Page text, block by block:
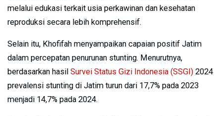
melalui edukasi terkait usia perkawinan dan kesehatan
reproduksi secara lebih komprehensif.
Selain itu, Khofifah menyampaikan capaian positif Jatim
dalam percepatan penurunan stunting. Menurutnya,
berdasarkan hasil Survei Status Gizi Indonesia (SSGI) 2024
prevalensi stunting di Jatim turun dari 17,7% pada 2023
menjadi 14,7% pada 2024.